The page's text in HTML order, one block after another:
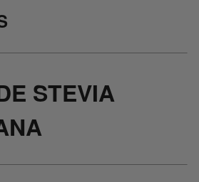
STEVIA